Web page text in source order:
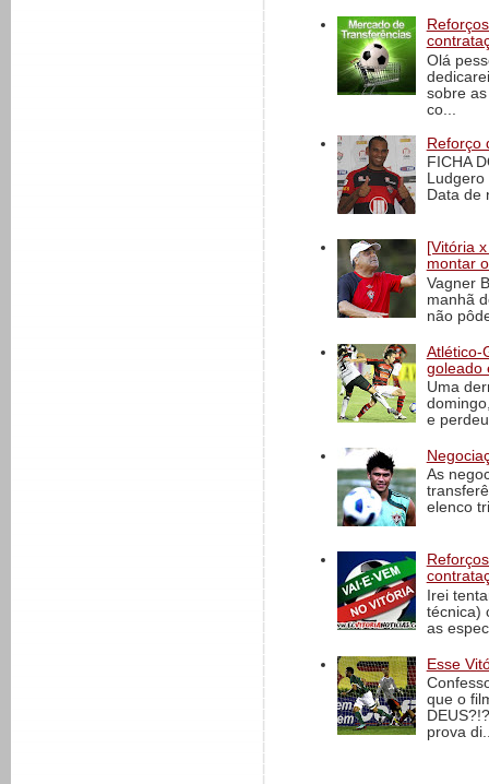
Olá
sobre
co...
Reforço
FICHA
Data de
[Vitória
montar
Vagner
manhã
não
Atlético-
goleado
Uma
e
As
elenco
Irei
técnica)
as
Esse
que o
prova